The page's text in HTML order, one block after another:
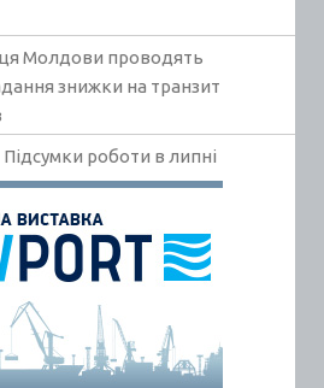
Молдови проводять
знижки на транзит
роботи в липні